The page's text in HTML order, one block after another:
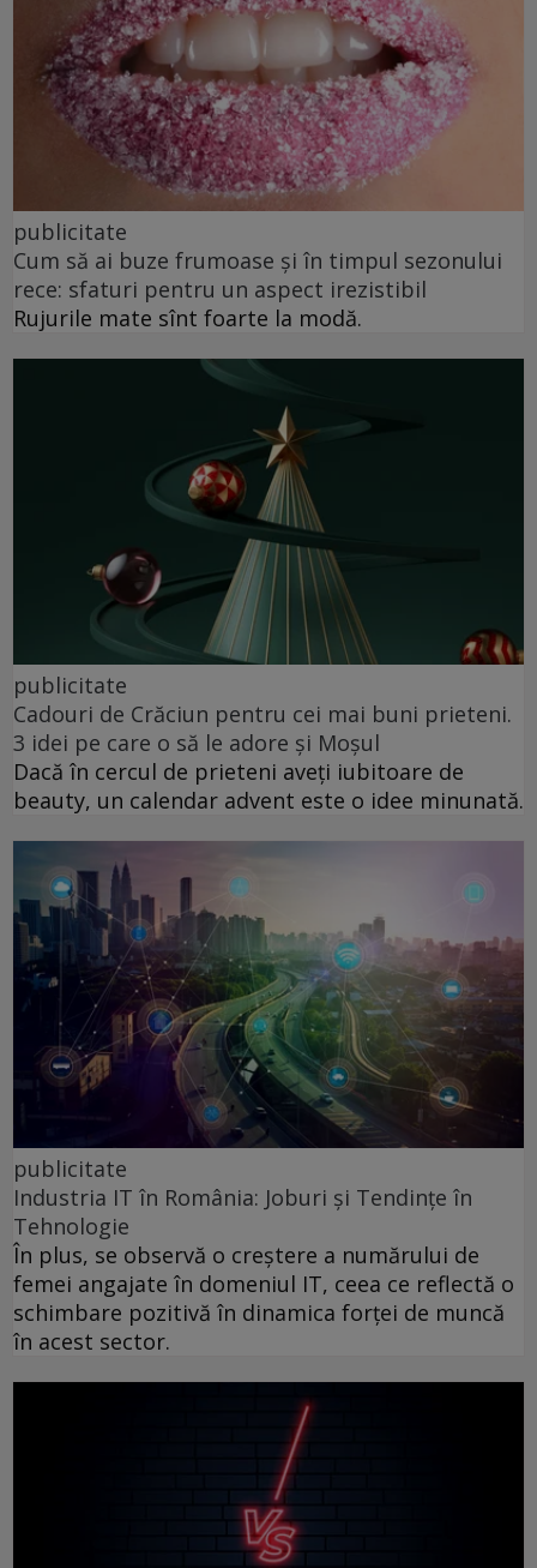
publicitate
Cum să ai buze frumoase şi în timpul sezonului
rece: sfaturi pentru un aspect irezistibil
Rujurile mate sînt foarte la modă.
publicitate
Cadouri de Crăciun pentru cei mai buni prieteni.
3 idei pe care o să le adore și Moșul
Dacă în cercul de prieteni aveți iubitoare de
beauty, un calendar advent este o idee minunată.
publicitate
Industria IT în România: Joburi și Tendințe în
Tehnologie
În plus, se observă o creștere a numărului de
femei angajate în domeniul IT, ceea ce reflectă o
schimbare pozitivă în dinamica forței de muncă
în acest sector.